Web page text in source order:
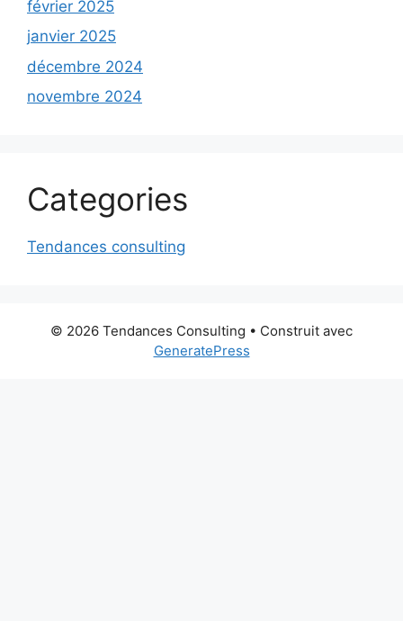
février 2025
janvier 2025
décembre 2024
novembre 2024
Categories
Tendances consulting
© 2026 Tendances Consulting • Construit avec
GeneratePress